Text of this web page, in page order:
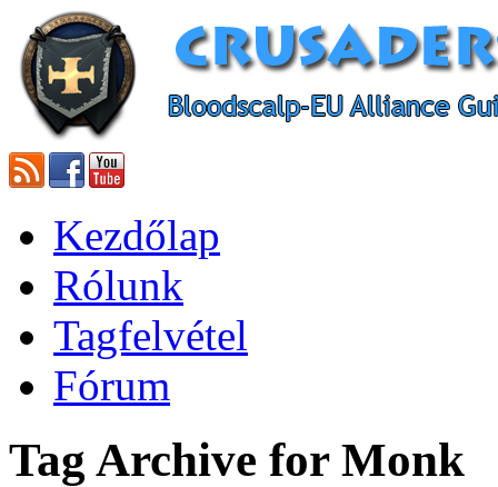
Kezdőlap
Rólunk
Tagfelvétel
Fórum
Tag Archive for Monk